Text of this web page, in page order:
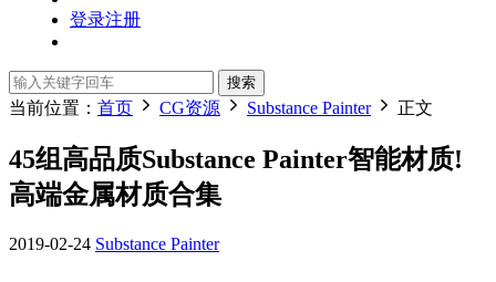
登录注册
搜索
当前位置： 首页 CG资源 Substance Painter 正文
45组高品质Substance Painter智能材质!
高端金属材质合集
2019-02-24 Substance Painter